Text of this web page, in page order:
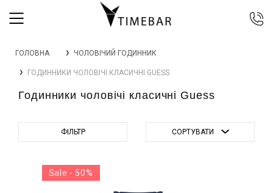
044 392 44 45
067 344 14 44 (viber)
0 800 305 805
ГОЛОВНА ЧОЛОВІЧИЙ ГОДИННИК
ГОДИННИКИ ЧОЛОВІЧІ КЛАСИЧНІ GUESS
Годинники чоловічі класичні Guess
ФІЛЬТР СОРТУВАТИ
Sale - 50%